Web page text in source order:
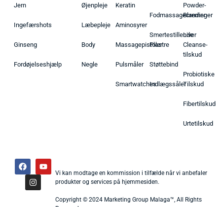
Jern
Ingefærshots
Ginseng
Fordøjelseshjælp
Øjenpleje
Læbepleje
Body
Negle
Keratin
Aminosyrer
Massagepistoler
Pulsmåler
Smartwatches
Fodmassagecremer
Smertestillende
Plastre
Støttebind
Indlægssåler
Powder-
Blandinger
Liver
Cleanse-
tilskud
Probiotiske
Tilskud
Fibertilskud
Urtetilskud
Vi kan modtage en kommission i tilfælde når vi anbefaler
produkter og services på hjemmesiden.
Copyright © 2024 Marketing Group Malaga™, All Rights